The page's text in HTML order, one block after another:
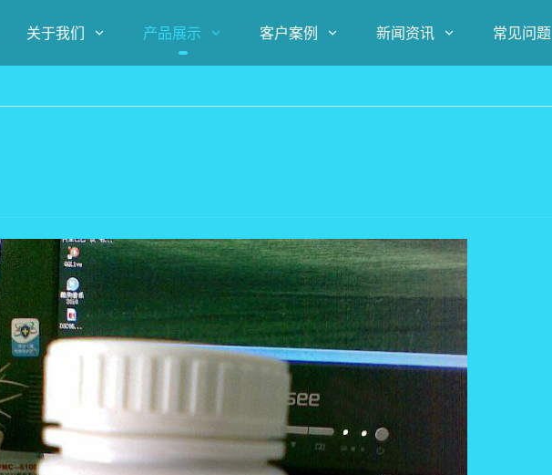
关于我们  产品展示  客户案例  新闻资讯  常见问题